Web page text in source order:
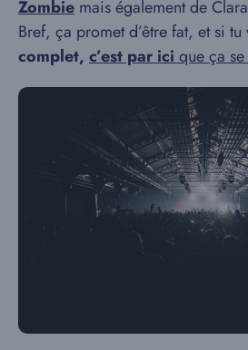
Zombie mais également de
Bref, ça promet d’être fat, et si
complet, c’est par ici que ça se